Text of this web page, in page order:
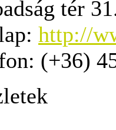
tér
http://
(+36)